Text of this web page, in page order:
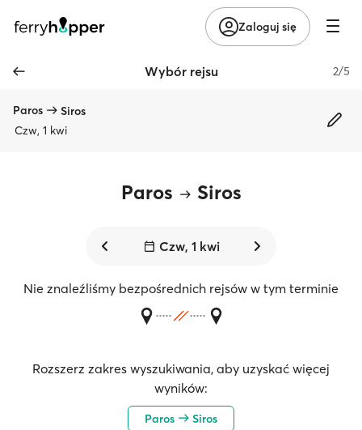
Zaloguj się
Wybór rejsu 2/5
Paros
Siros
Czw, 1 kwi
Paros Siros
Czw, 1 kwi
Nie znaleźliśmy bezpośrednich rejsów w tym terminie
Rozszerz zakres wyszukiwania, aby uzyskać więcej
wyników:
Paros Siros